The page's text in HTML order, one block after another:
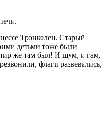
Тронколен. Старый
детьми тоже были
же там был! И шум, и гам,
флаги развевались,